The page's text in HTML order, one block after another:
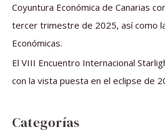
Coyuntura Económica de Canarias
tercer trimestre de 2025, así como
Económicas.
El VIII Encuentro Internacional
con la vista puesta en el eclipse de
Categorías